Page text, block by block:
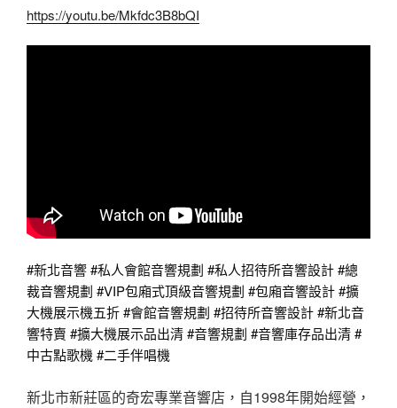
https://youtu.be/Mkfdc3B8bQI
#新北音響 #私人會館音響規劃 #私人招待所音響設計 #總
裁音響規劃 #VIP包廂式頂級音響規劃 #包廂音響設計 #擴
大機展示機五折 #會館音響規劃 #招待所音響設計 #新北音
響特賣 #擴大機展示品出清 #音響規劃 #音響庫存品出清 #
中古點歌機 #二手伴唱機
新北市新莊區的奇宏專業音響店，自1998年開始經營，